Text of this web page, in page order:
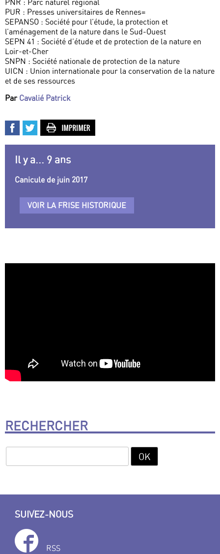
PNR : Parc naturel régional
PUR : Presses universitaires de Rennes=
SEPANSO : Société pour l’étude, la protection et
l’aménagement de la nature dans le Sud-Ouest
SEPN 41 : Société d’étude et de protection de la nature en
Loir-et-Cher
SNPN : Société nationale de protection de la nature
UICN : Union internationale pour la conservation de la nature
et de ses ressources
Par Cavalié Patrick
Il y a... 9 ans
Canicule de juin 2017
VOIR LA FRISE HISTORIQUE
RECHERCHER
SUIVEZ-NOUS
RSS